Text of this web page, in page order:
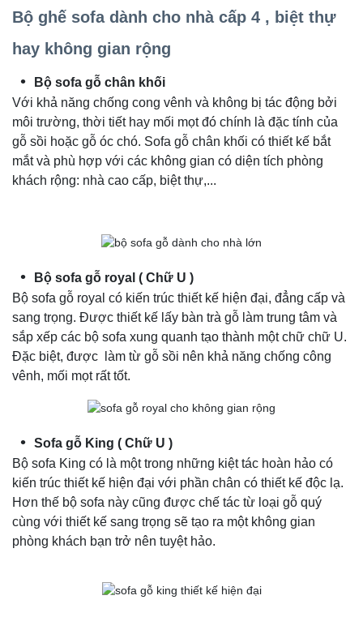
Bộ ghế sofa dành cho nhà cấp 4 , biệt thự
hay không gian rộng
Bộ sofa gỗ chân khối
Với khả năng chống cong vênh và không bị tác động bởi
môi trường, thời tiết hay mối mọt đó chính là đặc tính của
gỗ sồi hoặc gỗ óc chó. Sofa gỗ chân khối có thiết kế bắt
mắt và phù hợp với các không gian có diện tích phòng
khách rộng: nhà cao cấp, biệt thự,...
Bộ sofa gỗ royal ( Chữ U )
Bộ sofa gỗ royal có kiến trúc thiết kế hiện đại, đẳng cấp và
sang trọng. Được thiết kế lấy bàn trà gỗ làm trung tâm và
sắp xếp các bộ sofa xung quanh tạo thành một chữ chữ U.
Đặc biệt, được làm từ gỗ sồi nên khả năng chống công
vênh, mối mọt rất tốt.
Sofa gỗ King ( Chữ U )
Bộ sofa King có là một trong những kiệt tác hoàn hảo có
kiến trúc thiết kế hiện đại với phần chân có thiết kế độc lạ.
Hơn thế bộ sofa này cũng được chế tác từ loại gỗ quý
cùng với thiết kế sang trọng sẽ tạo ra một không gian
phòng khách bạn trở nên tuyệt hảo.